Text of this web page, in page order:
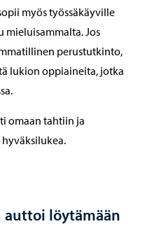
myös työssäkäyville
Jos
perustutkinto,
lukion oppiaineita, jotka
omaan tahtiin ja
löytämään